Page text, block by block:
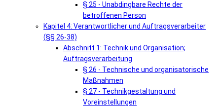
§ 25 - Unabdingbare Rechte der
betroffenen Person
Kapitel 4: Verantwortlicher und Auftragsverarbeiter
(§§ 26-38)
Abschnitt 1: Technik und Organisation;
Auftragsverarbeitung
§ 26 - Technische und organisatorische
Maßnahmen
§ 27 - Technikgestaltung und
Voreinstellungen